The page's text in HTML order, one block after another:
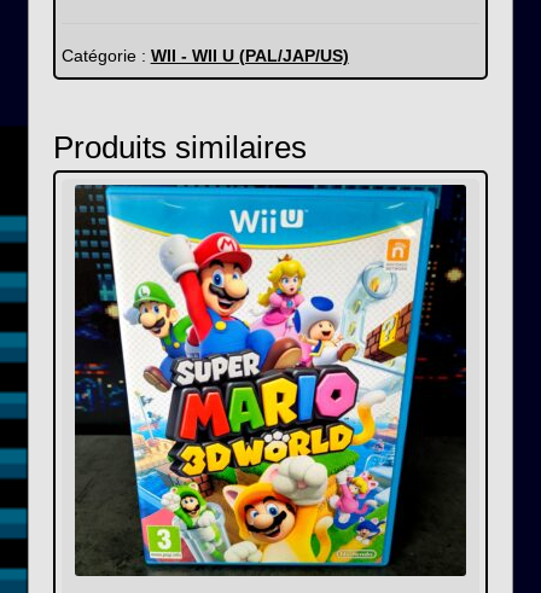
Catégorie : WII - WII U (PAL/JAP/US)
Produits similaires